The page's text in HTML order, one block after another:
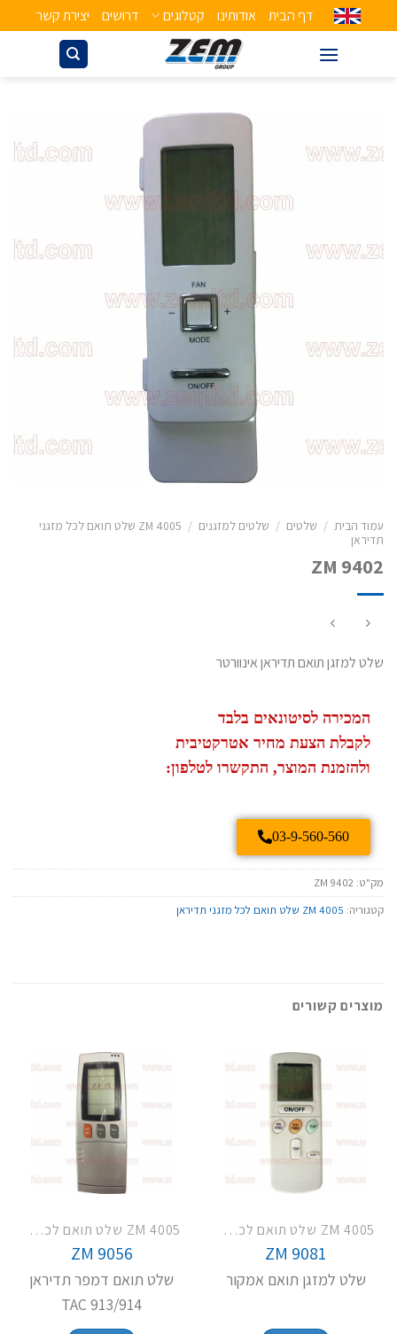
דף הבית אודותינו קטלוגים דרושים יצירת קשר
עמוד הבית / שלטים / שלטים למזגנים /
ZM 4005 שלט תואם לכל מזגני
תדיראן
ZM 9402
שלט למזגן תואם תדיראן אינוורטר
המכירה לסיטונאים בלבד
לקבלת הצעת מחיר אטרקטיבית
ולהזמנת המוצר, התקשרו לטלפון:
03-9-560-560
מק"ט: ZM 9402
קטגוריה: ZM 4005 שלט תואם לכל מזגני תדיראן
מוצרים קשורים
ZM 4005 שלט תואם לכל מזגני תדיראן
ZM 9081
שלט למזגן תואם אמקור
ZM 4005 שלט תואם לכל מזגני תדיראן
ZM 9056
שלט תואם דמפר תדיראן
TAC 913/914